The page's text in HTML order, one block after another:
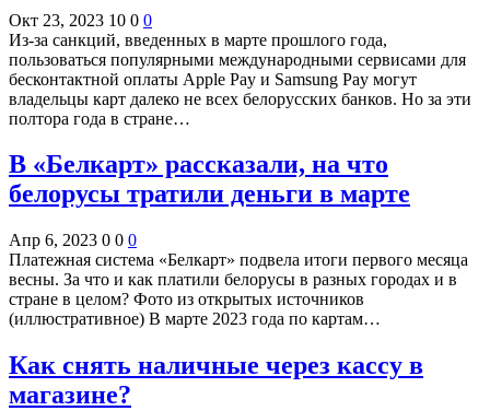
Окт 23, 2023 10 0 0
Из-за санкций, введенных в марте прошлого года,
пользоваться популярными международными сервисами для
бесконтактной оплаты Apple Pay и Samsung Pay могут
владельцы карт далеко не всех белорусских банков. Но за эти
полтора года в стране…
В «Белкарт» рассказали, на что
белорусы тратили деньги в марте
Апр 6, 2023 0 0 0
Платежная система «Белкарт» подвела итоги первого месяца
весны. За что и как платили белорусы в разных городах и в
стране в целом? Фото из открытых источников
(иллюстративное) В марте 2023 года по картам…
Как снять наличные через кассу в
магазине?